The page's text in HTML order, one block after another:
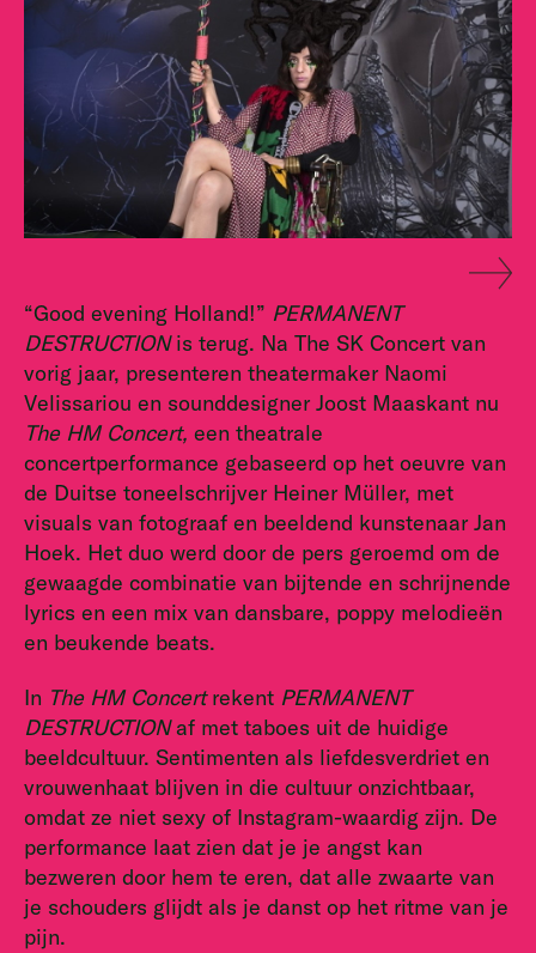
“Good evening Holland!” PERMANENT
DESTRUCTIONis terug. Na The SK Concert van
vorig jaar, presenteren theatermaker Naomi
Velissariou en sounddesigner Joost Maaskant nu
The HM Concert, een theatrale
concertperformance gebaseerd op het oeuvre van
de Duitse toneelschrijver Heiner Müller, met
visuals van fotograaf en beeldend kunstenaar Jan
Hoek. Het duo werd door de pers geroemd om de
gewaagde combinatie van bijtende en schrijnende
lyrics en een mix van dansbare, poppy melodieën
en beukende beats.
In The HM Concertrekent PERMANENT
DESTRUCTIONaf met taboes uit de huidige
beeldcultuur. Sentimenten als liefdesverdriet en
vrouwenhaat blijven in die cultuur onzichtbaar,
omdat ze niet sexy of Instagram-waardig zijn. De
performance laat zien dat je je angst kan
bezweren door hem te eren, dat alle zwaarte van
je schouders glijdt als je danst op het ritme van je
pijn.